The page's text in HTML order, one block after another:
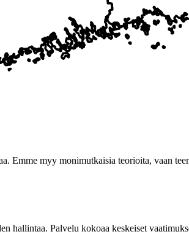
Emme myy monimutkaisia teorioita, vaan
Palvelu kokoaa keskeiset